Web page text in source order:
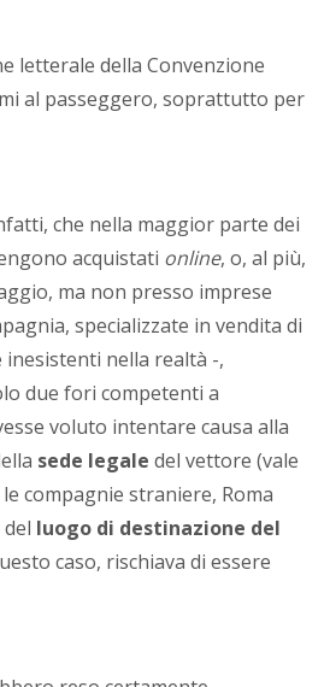
letterale della Convenzione
al passeggero, soprattutto per
che nella maggior parte dei
acquistati online, o, al più,
ma non presso imprese
specializzate in vendita di
nella realtà -,
due fori competenti a
voluto intentare causa alla
sede legale del vettore (vale
compagnie straniere, Roma
luogo di destinazione del
caso, rischiava di essere